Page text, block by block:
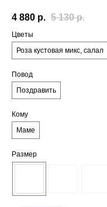
4 880 р. 5 130 р.
Цветы
Роза кустовая микс, салал
Повод
Поздравить
Кому
Маме
Размер